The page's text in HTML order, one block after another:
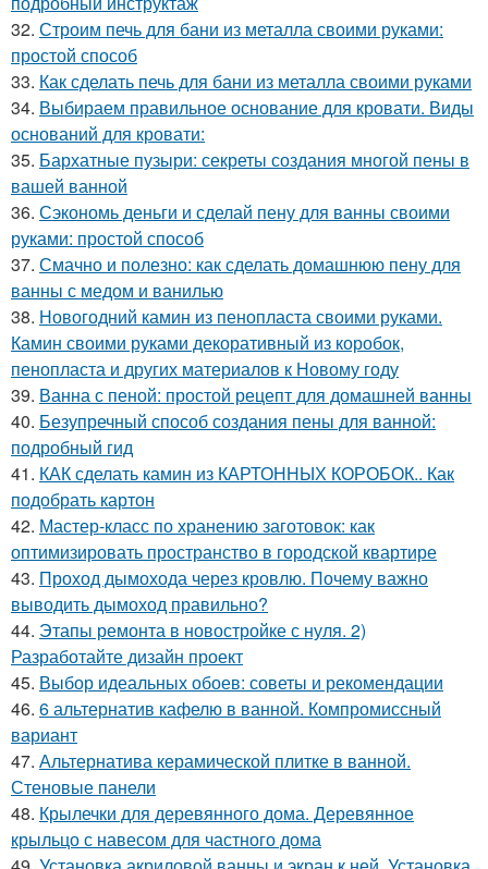
32. Строим печь для бани из металла своими руками:
простой способ
33. Как сделать печь для бани из металла своими руками
34. Выбираем правильное основание для кровати. Виды
оснований для кровати:
35. Бархатные пузыри: секреты создания многой пены в
вашей ванной
36. Сэкономь деньги и сделай пену для ванны своими
руками: простой способ
37. Смачно и полезно: как сделать домашнюю пену для
ванны с медом и ванилью
38. Новогодний камин из пенопласта своими руками.
Камин своими руками декоративный из коробок,
пенопласта и других материалов к Новому году
39. Ванна с пеной: простой рецепт для домашней ванны
40. Безупречный способ создания пены для ванной:
подробный гид
41. КАК сделать камин из КАРТОННЫХ КОРОБОК.. Как
подобрать картон
42. Мастер-класс по хранению заготовок: как
оптимизировать пространство в городской квартире
43. Проход дымохода через кровлю. Почему важно
выводить дымоход правильно?
44. Этапы ремонта в новостройке с нуля. 2)
Разработайте дизайн проект
45. Выбор идеальных обоев: советы и рекомендации
46. 6 альтернатив кафелю в ванной. Компромиссный
вариант
47. Альтернатива керамической плитке в ванной.
Стеновые панели
48. Крылечки для деревянного дома. Деревянное
крыльцо с навесом для частного дома